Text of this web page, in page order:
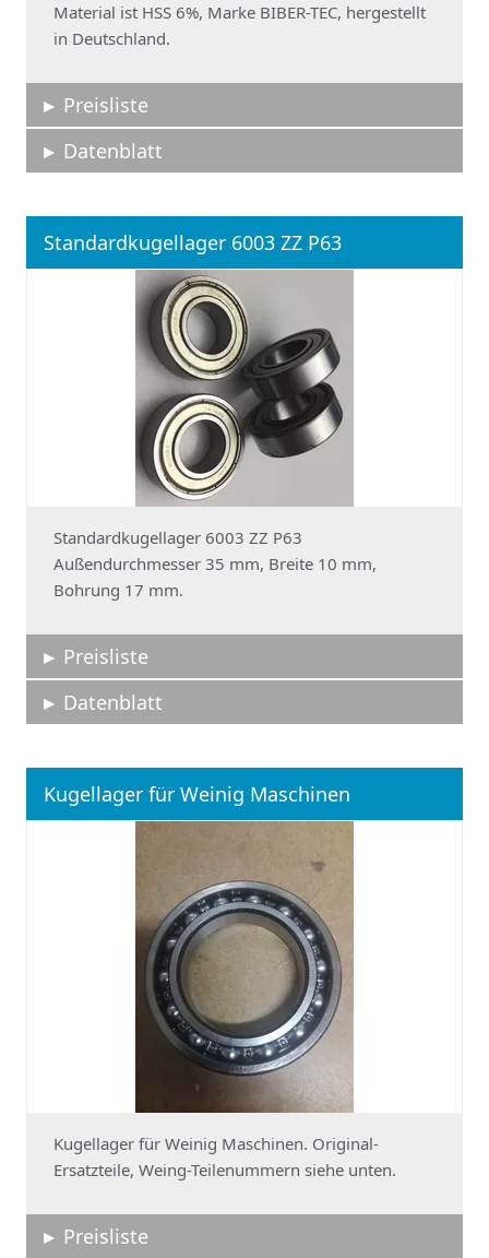
Material ist HSS 6%, Marke BIBER-TEC, hergestellt
in Deutschland.
Preisliste
Datenblatt
Standardkugellager 6003 ZZ P63
Standardkugellager 6003 ZZ P63
Außendurchmesser 35 mm, Breite 10 mm,
Bohrung 17 mm.
Preisliste
Datenblatt
Kugellager für Weinig Maschinen
Kugellager für Weinig Maschinen. Original-
Ersatzteile, Weing-Teilenummern siehe unten.
Preisliste